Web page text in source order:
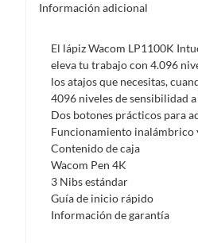
pueden devolver ni cambiar.
Productos vendidos por
48 horas: cemento, mezclas
7 días: colchones y
Productos vendidos por
48 horas: cemento, mezclas
7 días: productos eléctricos
máquinas.
Información adicional
El lápiz Wacom LP1100K
eleva tu trabajo con 4.096
los atajos que necesitas,
4096 niveles de sensibilidad
Dos botones prácticos para
Funcionamiento inalámbrico
Contenido de caja
Wacom Pen 4K
3 Nibs estándar
Guía de inicio rápido
Información de garantía